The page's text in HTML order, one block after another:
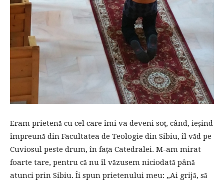
Eram prietenă cu cel care îmi va deveni soţ, când, ieşind
împreună din Facultatea de Teologie din Sibiu, îl văd pe
Cuviosul peste drum, în faţa Catedralei. M-am mirat
foarte tare, pentru că nu îl văzusem niciodată până
atunci prin Sibiu. Îi spun prietenului meu: „Ai grijă, să